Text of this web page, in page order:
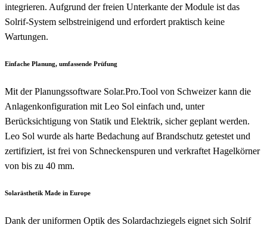
integrieren. Aufgrund der freien Unterkante der Module ist das
Solrif-System selbstreinigend und erfordert praktisch keine
Wartungen.
Einfache Planung, umfassende Prüfung
Mit der Planungssoftware Solar.Pro.Tool von Schweizer kann die
Anlagenkonfiguration mit Leo Sol einfach und, unter
Berücksichtigung von Statik und Elektrik, sicher geplant werden.
Leo Sol wurde als harte Bedachung auf Brandschutz getestet und
zertifiziert, ist frei von Schneckenspuren und verkraftet Hagelkörner
von bis zu 40 mm.
Solarästhetik Made in Europe
Dank der uniformen Optik des Solardachziegels eignet sich Solrif